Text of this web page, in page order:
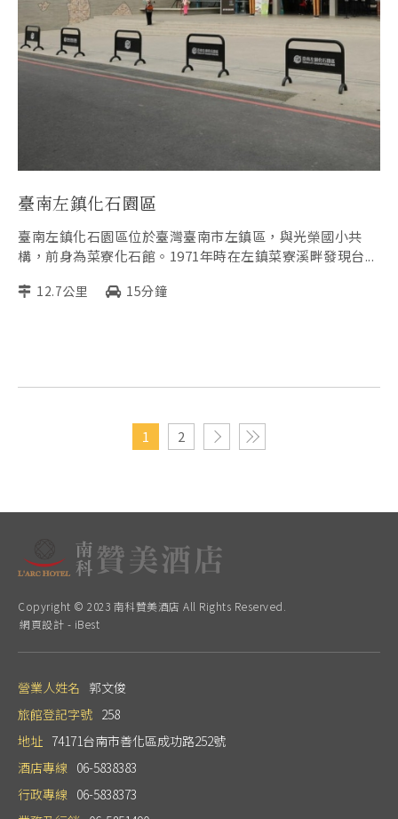
臺南左鎮化石園區
臺南左鎮化石園區位於臺灣臺南市左鎮區，與光榮國小共
構，前身為菜寮化石館。1971年時在左鎮菜寮溪畔發現台...
12.7公里 15分鐘
1 2
Copyright © 2023 南科贊美酒店 All Rights Reserved.
網頁設計 - iBest
營業人姓名 郭文俊
旅館登記字號 258
地址 74171台南市善化區成功路252號
酒店專線 06-5838383
行政專線 06-5838373